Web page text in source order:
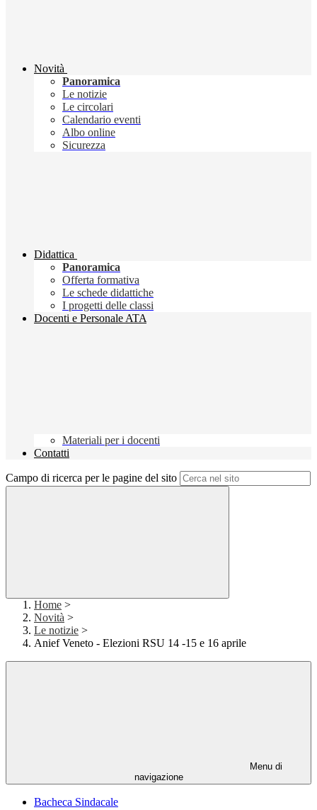
Novità
Panoramica
Le notizie
Le circolari
Calendario eventi
Albo online
Sicurezza
Didattica
Panoramica
Offerta formativa
Le schede didattiche
I progetti delle classi
Docenti e Personale ATA
Materiali per i docenti
Contatti
Campo di ricerca per le pagine del sito
Home >
Novità >
Le notizie >
Anief Veneto - Elezioni RSU 14 -15 e 16 aprile
Menu di
navigazione
Bacheca Sindacale